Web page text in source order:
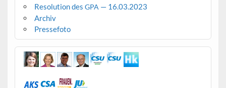
Resolution des GPA — 16.03.2023
Archiv
Pressefoto